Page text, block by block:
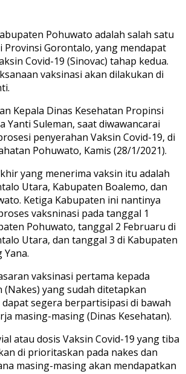
Pohuwato adalah salah satu
Provinsi Gorontalo, yang mendapat
Covid-19 (Sinovac) tahap kedua.
vaksinasi akan dilakukan di
Kepala Dinas Kesehatan Propinsi
Yanti Suleman, saat diwawancarai
penyerahan Vaksin Covid-19, di
Pohuwato, Kamis (28/1/2021).
yang menerima vaksin itu adalah
Utara, Kabupaten Boalemo, dan
Ketiga Kabupaten ini nantinya
vaksninasi pada tanggal 1
Pohuwato, tanggal 2 Februaru di
Utara, dan tanggal 3 di Kabupaten
Yana.
vaksinasi pertama kepada
(Nakes) yang sudah ditetapkan
segera berpartisipasi di bawah
masing-masing (Dinas Kesehatan).
atau dosis Vaksin Covid-19 yang tiba
di prioritaskan pada nakes dan
masing-masing akan mendapatkan